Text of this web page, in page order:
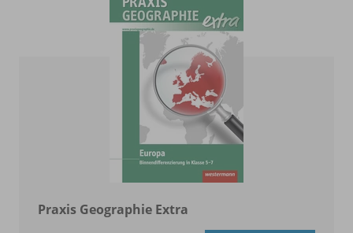
Praxis Geographie Extra